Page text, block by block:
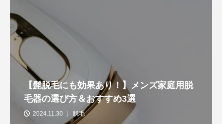
【髭脱毛にも効果あり！】メンズ家庭用脱
毛器の選び方＆おすすめ3選
2024.11.30 脱毛